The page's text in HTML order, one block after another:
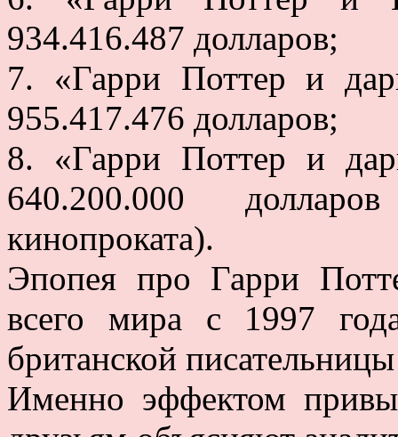
934.416.487 долларов;
7. «Гарри Поттер и
955.417.476 долларов;
8. «Гарри Поттер и
640.200.000
кинопроката).
Эпопея про Гарри
всего мира с 1997
британской
Именно эффектом